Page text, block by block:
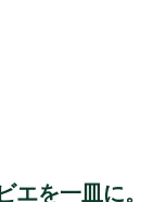
エを一皿に。